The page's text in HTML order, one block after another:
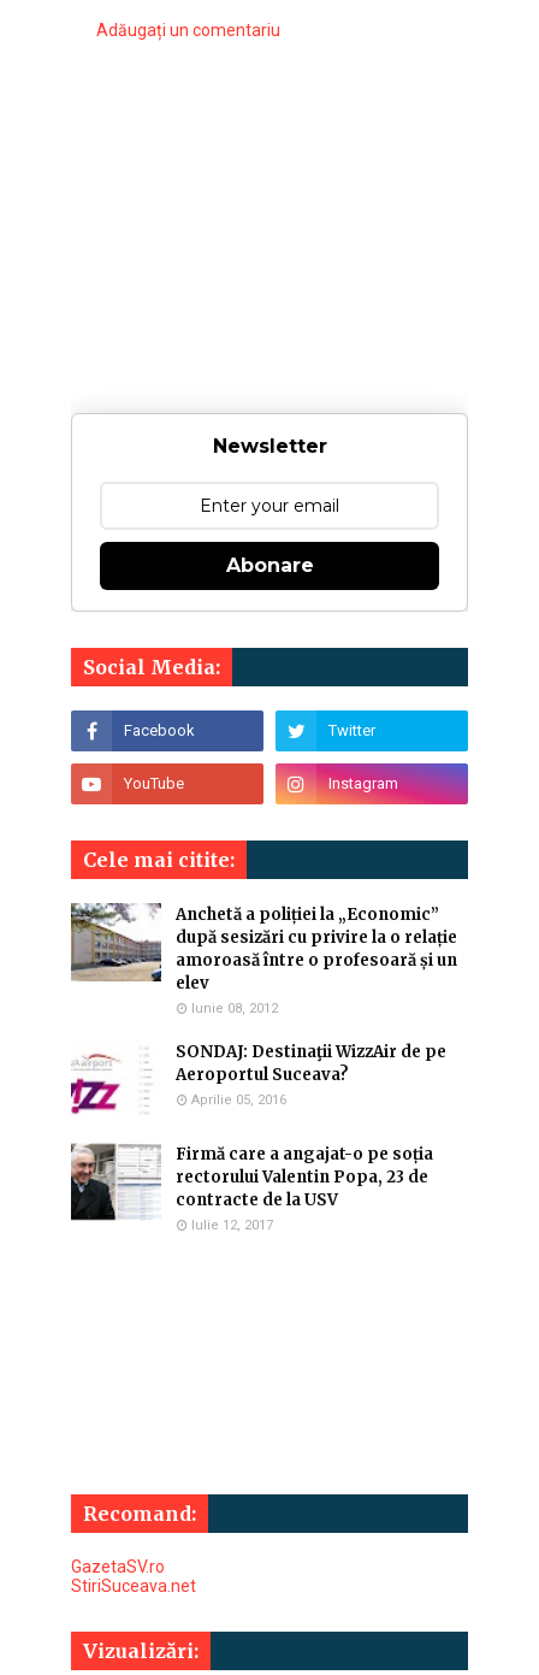
Adăugați un comentariu
Newsletter
Abonare
Social Media:
Cele mai citite:
Anchetă a poliției la „Economic”
după sesizări cu privire la o relație
amoroasă între o profesoară și un
elev
Iunie 08, 2012
SONDAJ: Destinaţii WizzAir de pe
Aeroportul Suceava?
Aprilie 05, 2016
Firmă care a angajat-o pe soția
rectorului Valentin Popa, 23 de
contracte de la USV
Iulie 12, 2017
Recomand:
GazetaSV.ro
StiriSuceava.net
Vizualizări: